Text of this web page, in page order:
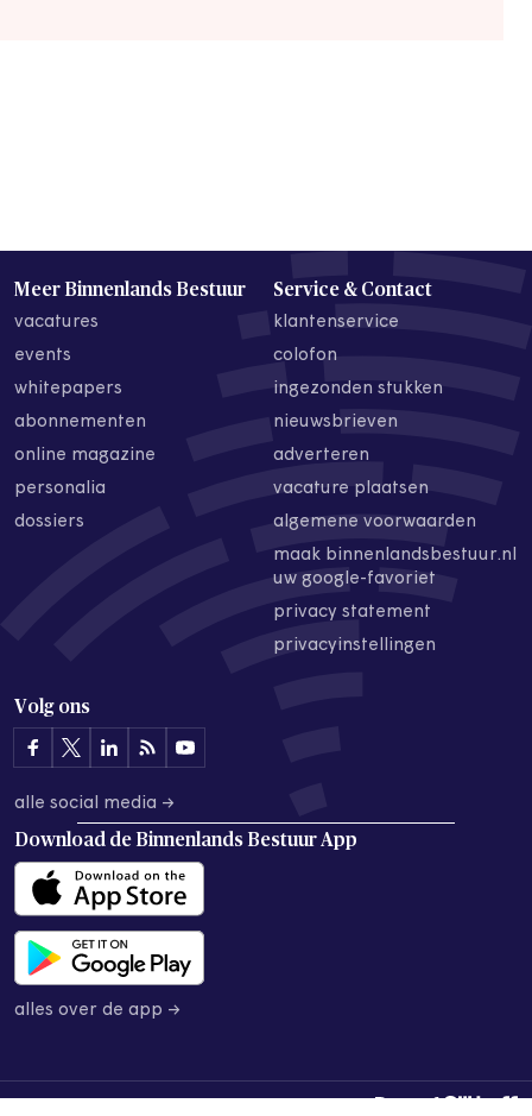
Meer Binnenlands Bestuur
vacatures
events
whitepapers
abonnementen
online magazine
personalia
dossiers
Service & Contact
klantenservice
colofon
ingezonden stukken
nieuwsbrieven
adverteren
vacature plaatsen
algemene voorwaarden
maak binnenlandsbestuur.nl
uw google-favoriet
privacy statement
privacyinstellingen
Volg ons
alle social media →
Download de Binnenlands Bestuur App
alles over de app →